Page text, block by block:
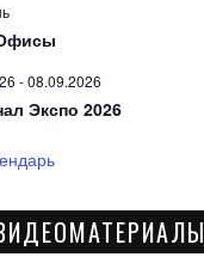
-08.09.2026
Экспо 2026